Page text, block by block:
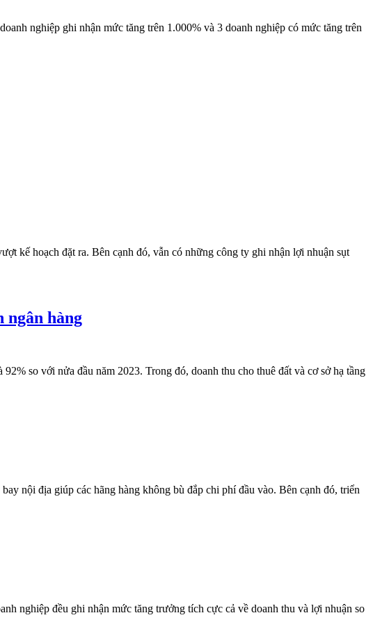
nghiệp ghi nhận mức tăng trên 1.000% và 3 doanh nghiệp có mức tăng trên
kế hoạch đặt ra. Bên cạnh đó, vẫn có những công ty ghi nhận lợi nhuận sụt
ngân hàng
so với nửa đầu năm 2023. Trong đó, doanh thu cho thuê đất và cơ sở hạ tầng
nội địa giúp các hãng hàng không bù đắp chi phí đầu vào. Bên cạnh đó, triển
nghiệp đều ghi nhận mức tăng trưởng tích cực cả về doanh thu và lợi nhuận so